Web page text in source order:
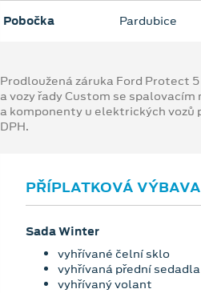
Pobočka Pardubice
Prodloužená záruka Ford Protect
a vozy řady Custom se
a komponenty u elektrických vozů
DPH.
PŘÍPLATKOVÁ VÝBAVA
Sada Winter
vyhřívané čelní sklo
vyhřívaná přední sedadla
vyhřívaný volant